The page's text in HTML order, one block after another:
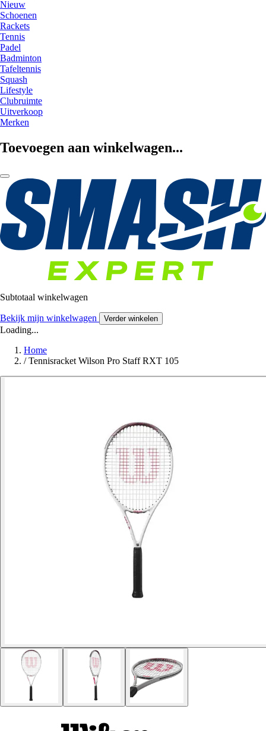
Nieuw
Schoenen
Rackets
Tennis
Padel
Badminton
Tafeltennis
Squash
Lifestyle
Clubruimte
Uitverkoop
Merken
Toevoegen aan winkelwagen...
Subtotaal winkelwagen
Bekijk mijn winkelwagen Verder winkelen
Loading...
Home
/ Tennisracket Wilson Pro Staff RXT 105